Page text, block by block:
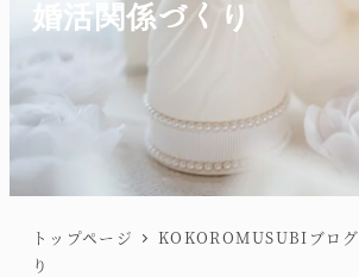
婚活関係づくり
トップページ KOKOROMUSUBIブログ
り